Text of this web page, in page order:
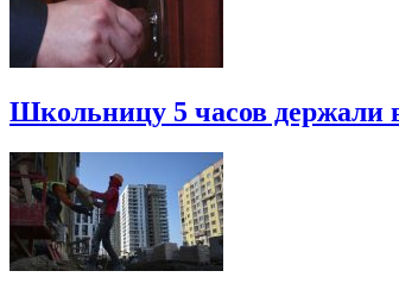
Школьницу 5 часов держали